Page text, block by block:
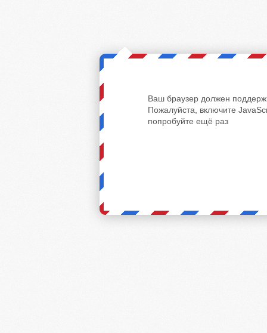
Ваш браузер должен
Пожалуйста, включите
попробуйте ещё раз